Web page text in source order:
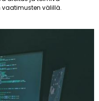
vaatimusten välillä.